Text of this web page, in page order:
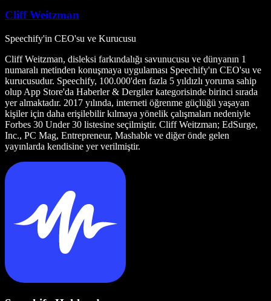
Cliff Weitzman
Speechify'in CEO'su ve Kurucusu
Cliff Weitzman, disleksi farkındalığı savunucusu ve dünyanın 1
numaralı metinden konuşmaya uygulaması Speechify'ın CEO'su ve
kurucusudur. Speechify, 100.000'den fazla 5 yıldızlı yoruma sahip
olup App Store'da Haberler & Dergiler kategorisinde birinci sırada
yer almaktadır. 2017 yılında, interneti öğrenme güçlüğü yaşayan
kişiler için daha erişilebilir kılmaya yönelik çalışmaları nedeniyle
Forbes 30 Under 30 listesine seçilmiştir. Cliff Weitzman; EdSurge,
Inc., PC Mag, Entrepreneur, Mashable ve diğer önde gelen
yayınlarda kendisine yer verilmiştir.